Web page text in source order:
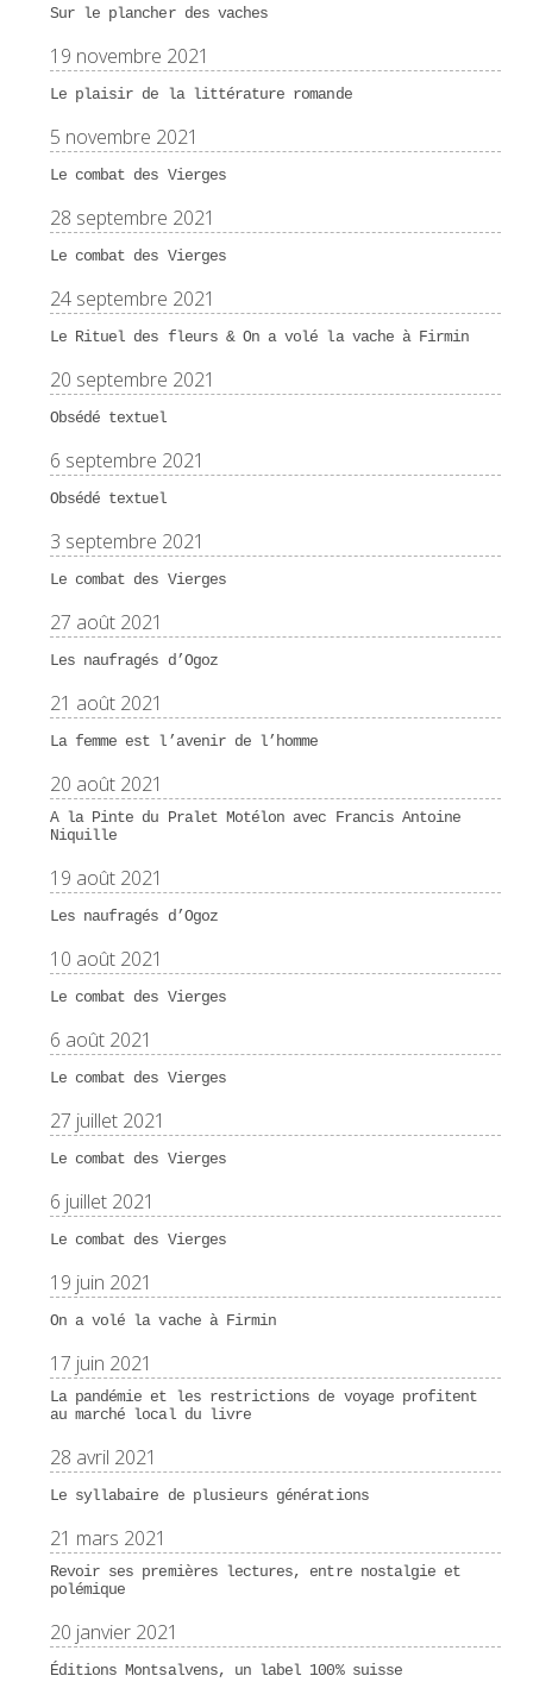
Sur le plancher des vaches
19 novembre 2021
Le plaisir de la littérature romande
5 novembre 2021
Le combat des Vierges
28 septembre 2021
Le combat des Vierges
24 septembre 2021
Le Rituel des fleurs & On a volé la vache à Firmin
20 septembre 2021
Obsédé textuel
6 septembre 2021
Obsédé textuel
3 septembre 2021
Le combat des Vierges
27 août 2021
Les naufragés d’Ogoz
21 août 2021
La femme est l’avenir de l’homme
20 août 2021
A la Pinte du Pralet Motélon avec Francis Antoine
Niquille
19 août 2021
Les naufragés d’Ogoz
10 août 2021
Le combat des Vierges
6 août 2021
Le combat des Vierges
27 juillet 2021
Le combat des Vierges
6 juillet 2021
Le combat des Vierges
19 juin 2021
On a volé la vache à Firmin
17 juin 2021
La pandémie et les restrictions de voyage profitent
au marché local du livre
28 avril 2021
Le syllabaire de plusieurs générations
21 mars 2021
Revoir ses premières lectures, entre nostalgie et
polémique
20 janvier 2021
Éditions Montsalvens, un label 100% suisse